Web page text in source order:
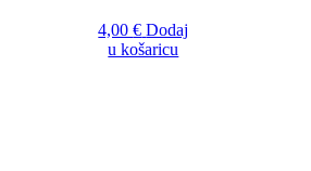
4,00€ Dodaj
u košaricu